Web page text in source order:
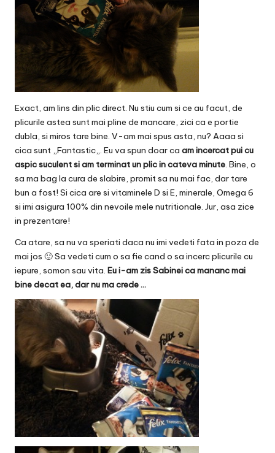
Exact, am lins din plic direct. Nu stiu cum si ce au facut, de
plicurile astea sunt mai pline de mancare, zici ca e portie
dubla, si miros tare bine. V-am mai spus asta, nu? Aaaa si
cica sunt „Fantastic„. Eu va spun doar ca am incercat pui cu
aspic suculent si am terminat un plic in cateva minute. Bine, o
sa ma bag la cura de slabire, promit sa nu mai fac, dar tare
bun a fost! Si cica are si vitaminele D si E, minerale, Omega 6
si imi asigura 100% din nevoile mele nutritionale. Jur, asa zice
in prezentare!
Ca atare, sa nu va speriati daca nu imi vedeti fata in poza de
mai jos 🙂 Sa vedeti cum o sa fie cand o sa incerc plicurile cu
iepure, somon sau vita. Eu i-am zis Sabinei ca mananc mai
bine decat ea, dar nu ma crede …